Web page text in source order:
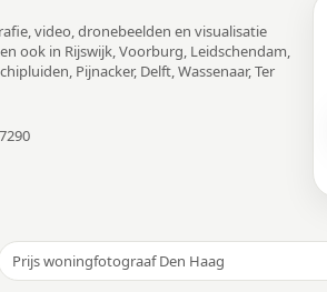
video, dronebeelden en visualisatie
ook in Rijswijk, Voorburg, Leidschendam,
Pijnacker, Delft, Wassenaar, Ter
Prijs woningfotograaf Den Haag